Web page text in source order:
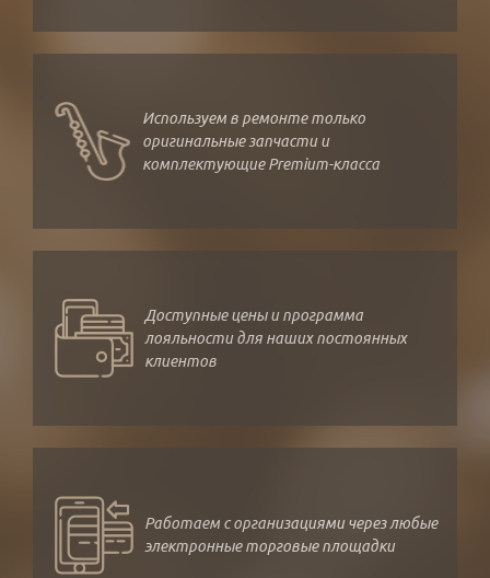
Используем в ремонте только
оригинальные запчасти и
комплектующие Premium-класса
Доступные цены и программа
лояльности для наших постоянных
клиентов
Работаем с организациями через любые
электронные торговые площадки